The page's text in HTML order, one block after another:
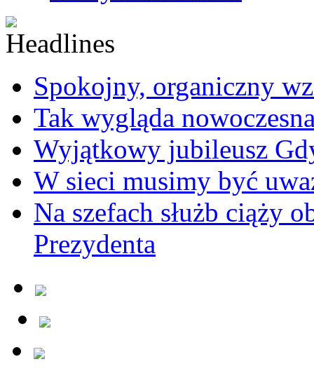
Spokojny, organiczny
Tak wygląda
Wyjątkowy jubileusz
W sieci musimy być
Na szefach służb ciąży
Prezydenta